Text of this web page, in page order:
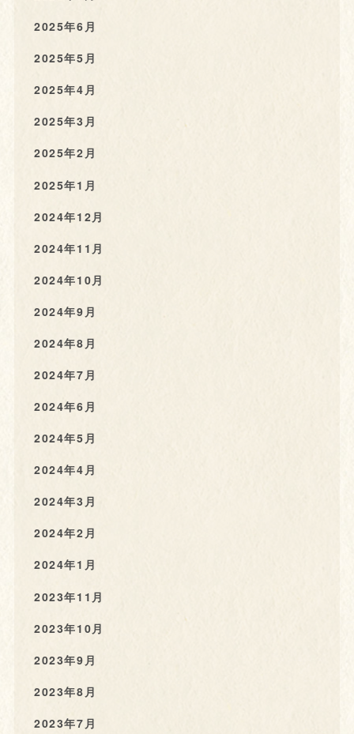
2025年6月
2025年5月
2025年4月
2025年3月
2025年2月
2025年1月
2024年12月
2024年11月
2024年10月
2024年9月
2024年8月
2024年7月
2024年6月
2024年5月
2024年4月
2024年3月
2024年2月
2024年1月
2023年11月
2023年10月
2023年9月
2023年8月
2023年7月